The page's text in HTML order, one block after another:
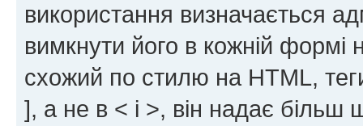
використання визначається
вимкнути його в кожній
схожий по стилю на HTML,
], а не в < і >, він надає більш